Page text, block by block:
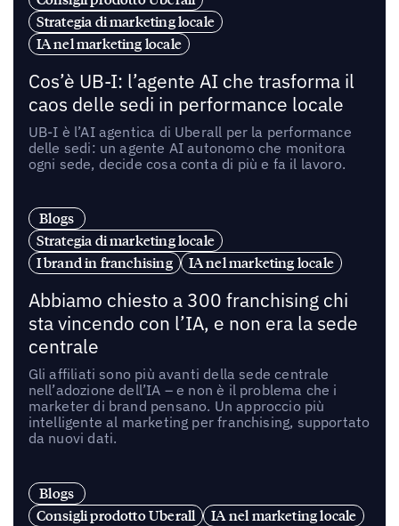
Strategia di marketing locale
IA nel marketing locale
Cos’è UB-I: l’agente AI che trasforma il
caos delle sedi in performance locale
UB-I è l’AI agentica di Uberall per la performance
delle sedi: un agente AI autonomo che monitora
ogni sede, decide cosa conta di più e fa il lavoro.
Blogs
Strategia di marketing locale
I brand in franchising
IA nel marketing locale
Abbiamo chiesto a 300 franchising chi
sta vincendo con l’IA, e non era la sede
centrale
Gli affiliati sono più avanti della sede centrale
nell’adozione dell’IA – e non è il problema che i
marketer di brand pensano. Un approccio più
intelligente al marketing per franchising, supportato
da nuovi dati.
Blogs
Consigli prodotto Uberall
IA nel marketing locale